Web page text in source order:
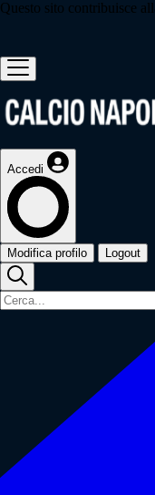
Questo sito contribuisce
Accedi
Modifica profilo Logout